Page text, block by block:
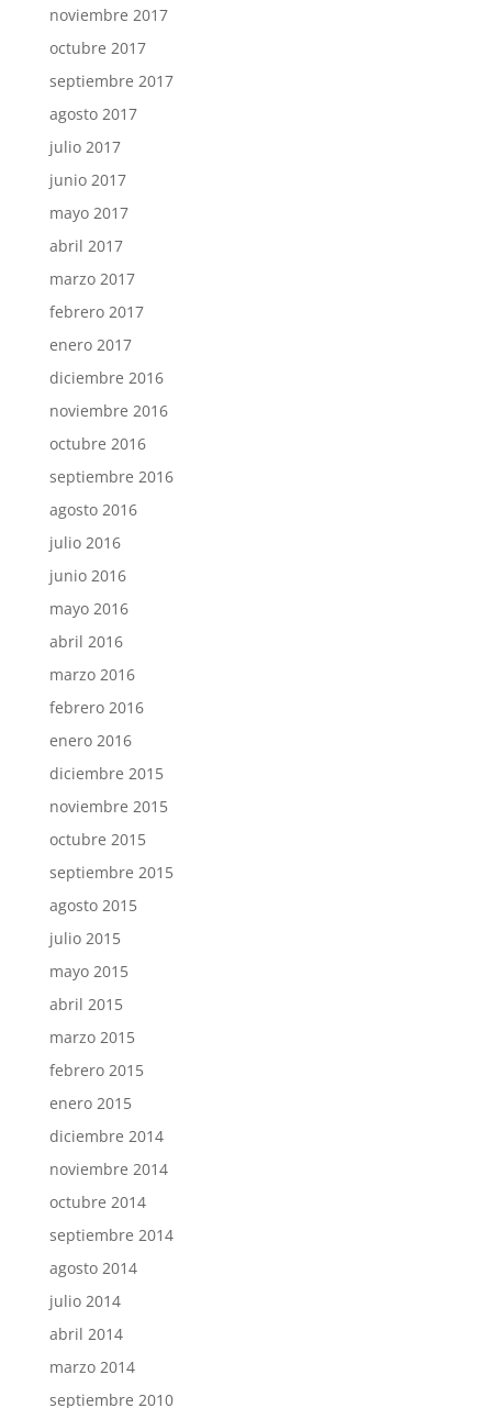
noviembre 2017
octubre 2017
septiembre 2017
agosto 2017
julio 2017
junio 2017
mayo 2017
abril 2017
marzo 2017
febrero 2017
enero 2017
diciembre 2016
noviembre 2016
octubre 2016
septiembre 2016
agosto 2016
julio 2016
junio 2016
mayo 2016
abril 2016
marzo 2016
febrero 2016
enero 2016
diciembre 2015
noviembre 2015
octubre 2015
septiembre 2015
agosto 2015
julio 2015
mayo 2015
abril 2015
marzo 2015
febrero 2015
enero 2015
diciembre 2014
noviembre 2014
octubre 2014
septiembre 2014
agosto 2014
julio 2014
abril 2014
marzo 2014
septiembre 2010